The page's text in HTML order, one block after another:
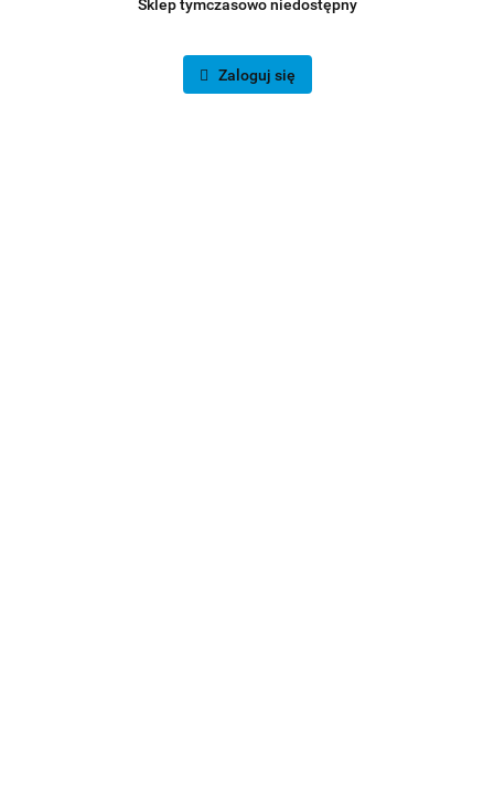
Sklep tymczasowo niedostępny
Zaloguj się